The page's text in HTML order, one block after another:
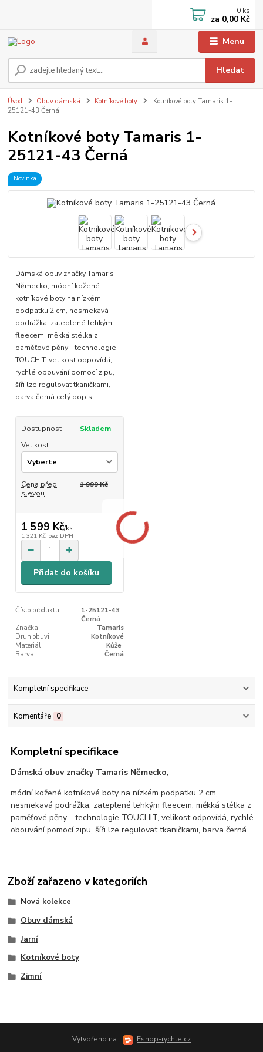
Menu
Hledat
0 ks
za 0,00 Kč
Úvod Obuv dámská Kotníkové boty
Kotníkové boty Tamaris 1-
25121-43 Černá
Kotníkové boty Tamaris 1-
25121-43 Černá
Novinka
Dámská obuv značky Tamaris
Německo, módní kožené
kotníkové boty na nízkém
podpatku 2 cm, nesmekavá
podrážka, zateplené lehkým
fleecem, měkká stélka z
paměťové pěny - technologie
TOUCHIT, velikost odpovídá,
rychlé obouvání pomocí zipu,
šíři lze regulovat tkaničkami,
barva černá celý popis
Dostupnost
Skladem
Velikost
Cena před
slevou
1 999 Kč
1 599 Kč/ks
1 321 Kč bez DPH
Přidat do košíku
Číslo produktu:
1-25121-43
Černá
Značka:
Tamaris
Druh obuvi:
Kotníkové
Materiál:
Kůže
Barva:
Černá
Kompletní specifikace
Komentáře 0
Kompletní specifikace
Dámská obuv značky Tamaris Německo,
módní kožené kotníkové boty na nízkém podpatku 2 cm,
nesmekavá podrážka, zateplené lehkým fleecem, měkká stélka z
paměťové pěny - technologie TOUCHIT, velikost odpovídá, rychlé
obouvání pomocí zipu, šíři lze regulovat tkaničkami, barva černá
Zboží zařazeno v kategoriích
Nová kolekce
Obuv dámská
Jarní
Kotníkové boty
Zimní
Vytvořeno na Eshop-rychle.cz